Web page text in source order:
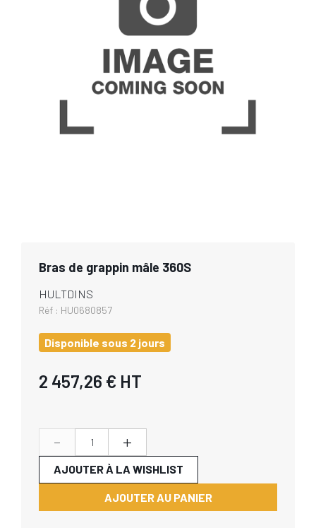
Bras de grappin mâle 360S
HULTDINS
Réf : HU0680857
Disponible sous 2 jours
2 457,26 € HT
- +
AJOUTER AU PANIER
AJOUTER À LA WISHLIST